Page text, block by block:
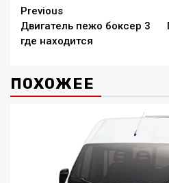
Continue
Reading
Previous
Двигатель пежо боксер 3
где находится
ПОХОЖЕЕ